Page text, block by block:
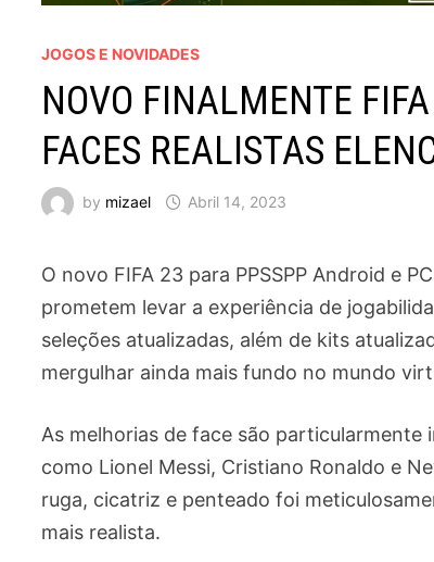
JOGOS E NOVIDADES
NOVO FINALMENTE
FACES REALISTAS
by mizael Abril 14, 2023
O novo FIFA 23 para PPSSPP Android e
prometem levar a experiência de
seleções atualizadas, além de kits
mergulhar ainda mais fundo no mundo
As melhorias de face são
como Lionel Messi, Cristiano Ronaldo e
ruga, cicatriz e penteado foi
mais realista.